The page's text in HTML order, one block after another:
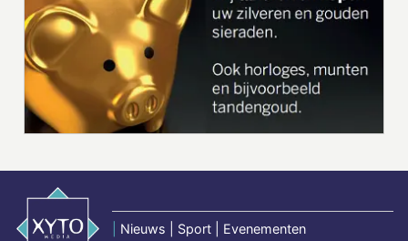
Nieuws | Sport | Evenementen